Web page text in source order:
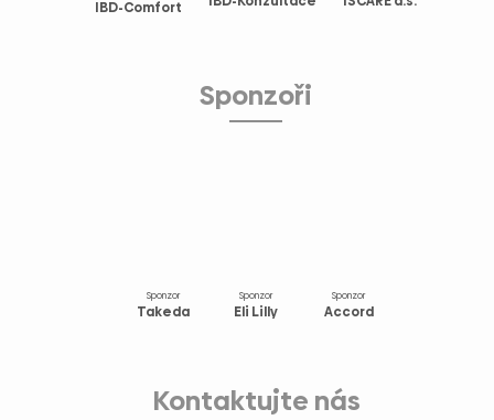
IBD-Comfort
Sponzoři
Sponzor
Takeda
Sponzor
Eli Lilly
Sponzor
Accord
Kontaktujte nás